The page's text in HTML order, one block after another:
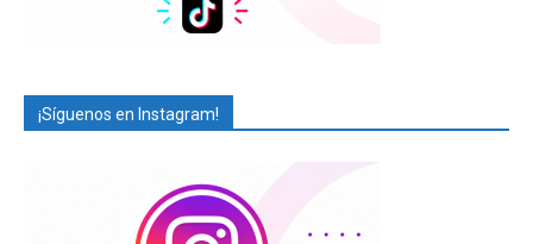
¡Síguenos en Instagram!